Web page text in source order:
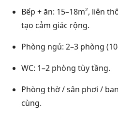
Bếp + ăn: 15–18m², liên
tạo cảm giác rộng.
Phòng ngủ: 2–3 phòng
WC: 1–2 phòng tùy tầng.
Phòng thờ / sân phơi /
cùng.